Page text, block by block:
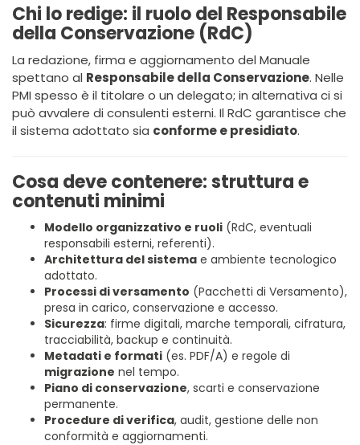
Chi lo redige: il ruolo del Responsabile
della Conservazione (RdC)
La redazione, firma e aggiornamento del Manuale
spettano al Responsabile della Conservazione. Nelle
PMI spesso è il titolare o un delegato; in alternativa ci si
può avvalere di consulenti esterni. Il RdC garantisce che
il sistema adottato sia conforme e presidiato.
Cosa deve contenere: struttura e
contenuti minimi
Modello organizzativo e ruoli (RdC, eventuali
responsabili esterni, referenti).
Architettura del sistema e ambiente tecnologico
adottato.
Processi di versamento (Pacchetti di Versamento),
presa in carico, conservazione e accesso.
Sicurezza: firme digitali, marche temporali, cifratura,
tracciabilità, backup e continuità.
Metadati e formati (es. PDF/A) e regole di
migrazione nel tempo.
Piano di conservazione, scarti e conservazione
permanente.
Procedure di verifica, audit, gestione delle non
conformità e aggiornamenti.